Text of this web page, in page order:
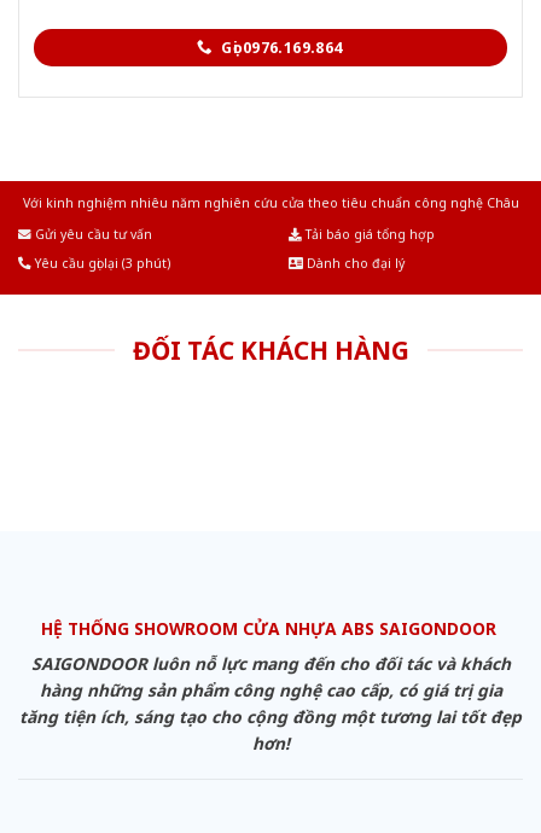
Gọi 0976.169.864
Với kinh nghiệm nhiêu năm nghiên cứu cửa theo tiêu chuẩn công nghệ Châu
Gửi yêu cầu tư vấn
Tải báo giá tổng hợp
Yêu cầu gọi lại (3 phút)
Dành cho đại lý
ĐỐI TÁC KHÁCH HÀNG
HỆ THỐNG SHOWROOM CỬA NHỰA ABS SAIGONDOOR
SAIGONDOOR luôn nỗ lực mang đến cho đối tác và khách
hàng những sản phẩm công nghệ cao cấp, có giá trị gia
tăng tiện ích, sáng tạo cho cộng đồng một tương lai tốt đẹp
hơn!